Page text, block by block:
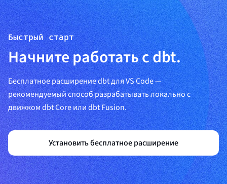
Быстрый старт
Начните работать с dbt.
Бесплатное расширение dbt для VS Code —
рекомендуемый способ разрабатывать локально с
движком dbt Core или dbt Fusion.
Установить бесплатное расширение